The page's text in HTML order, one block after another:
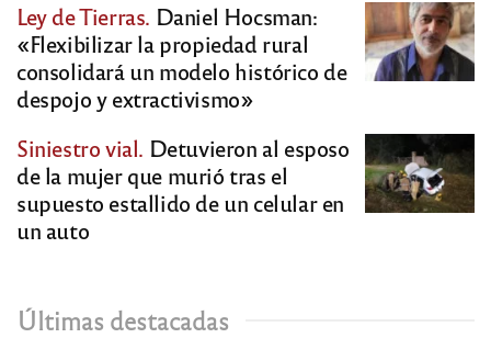
Ley de Tierras. Daniel Hocsman:
«Flexibilizar la propiedad rural
consolidará un modelo histórico de
despojo y extractivismo»
Siniestro vial. Detuvieron al esposo
de la mujer que murió tras el
supuesto estallido de un celular en
un auto
Últimas destacadas